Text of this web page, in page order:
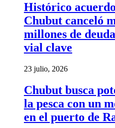
Histórico
Chubut canceló
millones de
vial clave
23 julio, 2026
Chubut busca
la pesca con un
en el puerto de